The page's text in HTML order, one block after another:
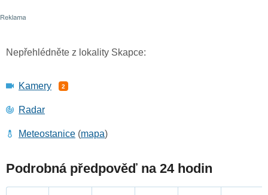
Nepřehlédněte z lokality Skapce:
Kamery 2
Radar
Meteostanice (mapa)
Podrobná předpověď na 24 hodin